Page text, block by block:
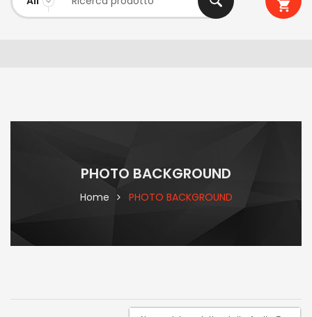
PHOTO BACKGROUND
Home PHOTO BACKGROUND